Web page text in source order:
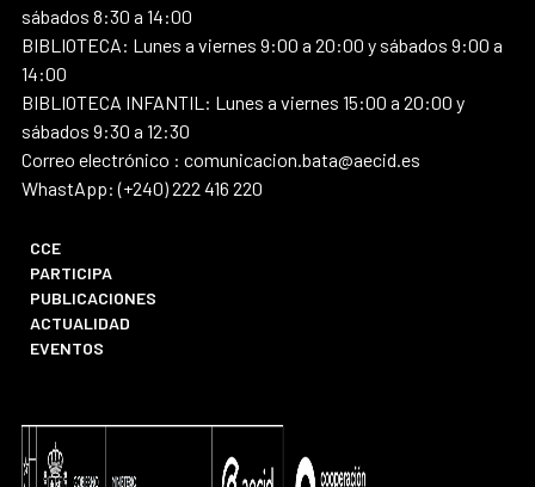
sábados 8:30 a 14:00
BIBLIOTECA: Lunes a viernes 9:00 a 20:00 y sábados 9:00 a
14:00
BIBLIOTECA INFANTIL: Lunes a viernes 15:00 a 20:00 y
sábados 9:30 a 12:30
Correo electrónico : comunicacion.bata@aecid.es
WhastApp: (+240) 222 416 220
CCE
PARTICIPA
PUBLICACIONES
ACTUALIDAD
EVENTOS